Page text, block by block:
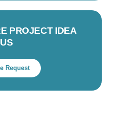
PROJECT IDEA
Request